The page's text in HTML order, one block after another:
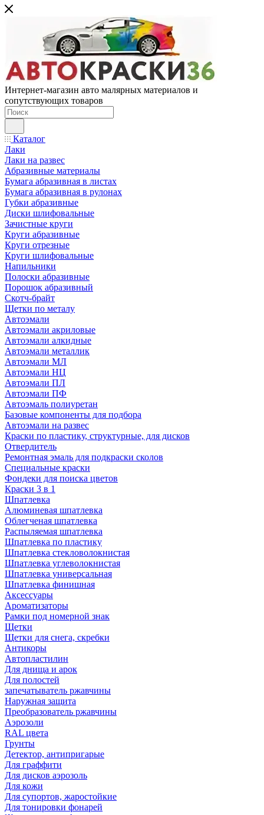
Интернет-магазин авто малярных материалов и
сопутствующих товаров
Каталог
Лаки
Лаки на развес
Абразивные материалы
Бумага абразивная в листах
Бумага абразивная в рулонах
Губки абразивные
Диски шлифовальные
Зачистные круги
Круги абразивные
Круги отрезные
Круги шлифовальные
Напильники
Полоски абразивные
Порошок абразивный
Скотч-брайт
Щетки по металу
Автоэмали
Автоэмали акриловые
Автоэмали алкидные
Автоэмали металлик
Автоэмали МЛ
Автоэмали НЦ
Автоэмали ПЛ
Автоэмали ПФ
Автоэмаль полиуретан
Базовые компоненты для подбора
Автоэмали на развес
Краски по пластику, структурные, для дисков
Отвердитель
Ремонтная эмаль для подкраски сколов
Специальные краски
Фондеки для поиска цветов
Краски 3 в 1
Шпатлевка
Алюминевая шпатлевка
Облегченая шпатлевка
Распыляемая шпатлевка
Шпатлевка по пластику
Шпатлевка стекловолокнистая
Шпатлевка углеволокнистая
Шпатлевка универсальная
Шпатлевка финишная
Аксессуары
Ароматизаторы
Рамки под номерной знак
Щетки
Щетки для снега, скребки
Антикоры
Автопластилин
Для днища и арок
Для полостей
запечатыватель ржавчины
Наружная защита
Преобразователь ржавчины
Аэрозоли
RAL цвета
Грунты
Детектор, антипригарые
Для граффити
Для дисков аэрозоль
Для кожи
Для супортов, жаростойкие
Для тонировки фонарей